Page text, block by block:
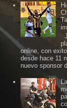
online, con
desde hace 11
nuevo sponsor